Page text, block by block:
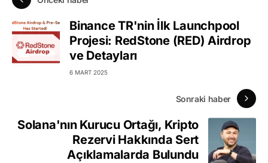
Binance TR'nin İlk Launchpool
Projesi: RedStone (RED) Airdrop
ve Detayları
6 MART 2025
Sonraki haber
Solana'nın Kurucu Ortağı, Kripto
Rezervi Hakkında Sert
Açıklamalarda Bulundu